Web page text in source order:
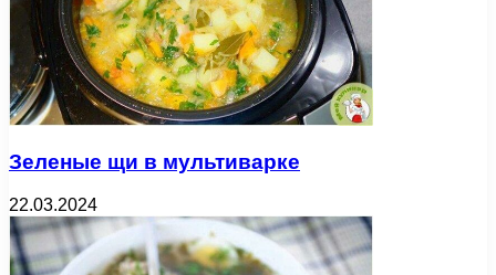
Зеленые щи в мультиварке
22.03.2024